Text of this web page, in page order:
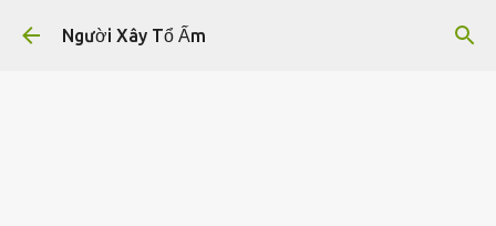
Chuyển đến nội dung chính
Người Xây Tổ Ấm